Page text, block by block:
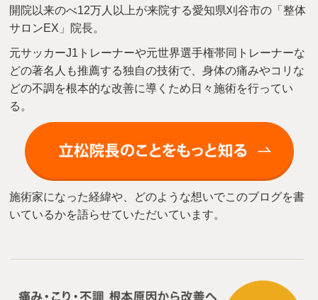
開院以来のべ12万人以上が来院する愛知県刈谷市の「整体
サロンEX」院長。
元サッカーJ1トレーナーや元世界選手権帯同トレーナーな
どの著名人も推薦する独自の技術で、身体の痛みやコリな
どの不調を根本的な改善に導くため日々施術を行ってい
る。
施術家になった経緯や、どのような想いでこのブログを書
いているかを語らせていただいています。